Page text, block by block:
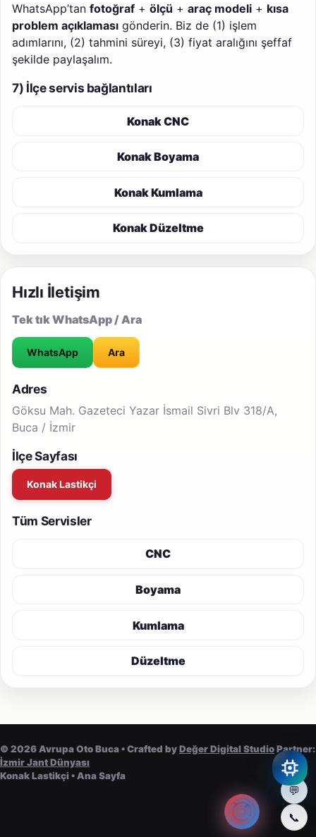
WhatsApp’tan fotoğraf + ölçü + araç modeli + kısa
problem açıklaması gönderin. Biz de (1) işlem
adımlarını, (2) tahmini süreyi, (3) fiyat aralığını şeffaf
şekilde paylaşalım.
7) İlçe servis bağlantıları
Konak CNC
Konak Boyama
Konak Kumlama
Konak Düzeltme
Hızlı İletişim
Tek tık WhatsApp / Ara
WhatsApp Ara
Adres
Göksu Mah. Gazeteci Yazar İsmail Sivri Blv 318/A,
Buca / İzmir
İlçe Sayfası
Konak Lastikçi
Tüm Servisler
CNC
Boyama
Kumlama
Düzeltme
© 2026Avrupa Oto Buca • Crafted byDeğer Digital StudioPartner:
İzmir Jant Dünyası
Konak Lastikçi•Ana Sayfa
💬
📞